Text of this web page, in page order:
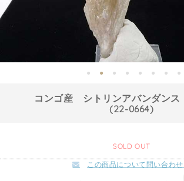
コンゴ産 シトリンアバンダン
(22-0664)
SOLD OUT
この商品について問い合わせ